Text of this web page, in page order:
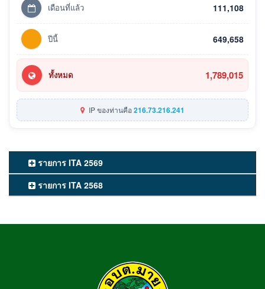
เดือนที่แล้ว 111,108
ปีนี้ 649,658
ทั้งหมด 1,789,015
IP ของท่านคือ216.73.216.241
รายการ ITA 2569
รายการ ITA 2568